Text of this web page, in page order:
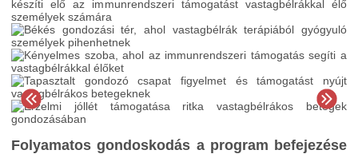
Folyamatos gondoskodás a program befejezése